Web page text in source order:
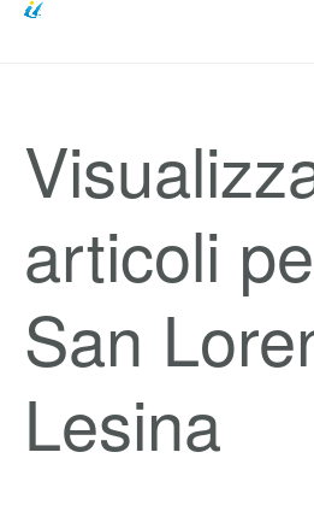
articoli
San
Lesina